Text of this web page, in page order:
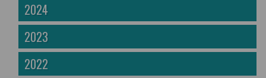
2024
2023
2022